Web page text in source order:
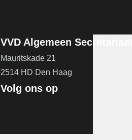
VVD Algemeen Secretariaat
Mauritskade 21
2514 HD Den Haag
Volg ons op